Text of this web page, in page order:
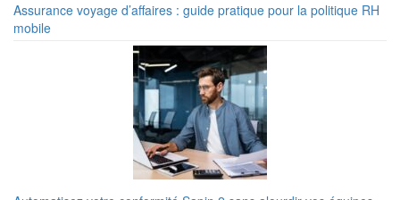
Assurance voyage d’affaires : guide pratique pour la politique RH
mobile